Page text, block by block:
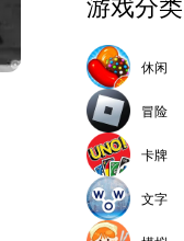
休闲
冒险
卡牌
文字